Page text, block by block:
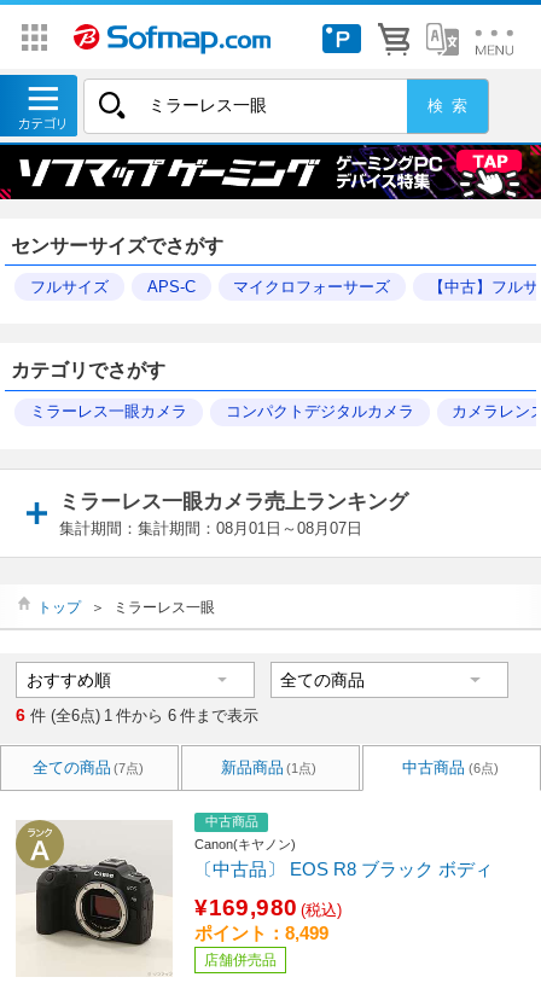
センサーサイズでさがす
フルサイズ APS-C マイクロフォーサーズ 【中古】フル
カテゴリでさがす
ミラーレス一眼カメラ コンパクトデジタルカメラ カメラレン
ミラーレス一眼カメラ売上ランキング
集計期間：集計期間：08月01日～08月07日
トップ ＞ ミラーレス一眼
6 件 (全6点) 1 件から 6 件まで表示
全ての商品 (7点) 新品商品 (1点) 中古商品 (6点)
中古商品
Canon(キヤノン)
〔中古品〕 EOS R8 ブラック ボディ
¥169,980 (税込)
ポイント：8,499
店舗併売品